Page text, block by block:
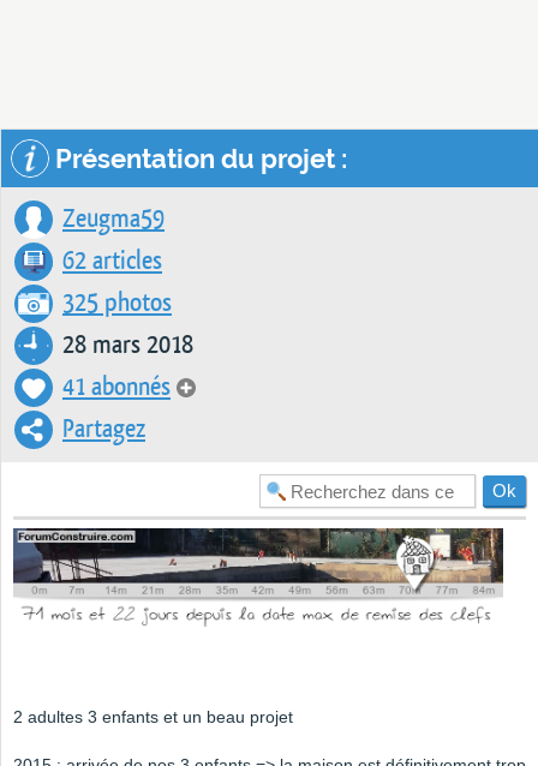
Présentation du projet :
Zeugma59
62 articles
325 photos
28 mars 2018
41 abonnés
Partagez
2 adultes 3 enfants et un beau projet